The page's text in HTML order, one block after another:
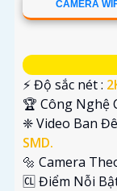
CAMERA
️⚡ Độ sắc nét :
🏆 Công Nghệ
❈ Video Ban
SMD.
🔩 Camera
️🆑 Điểm Nỗi